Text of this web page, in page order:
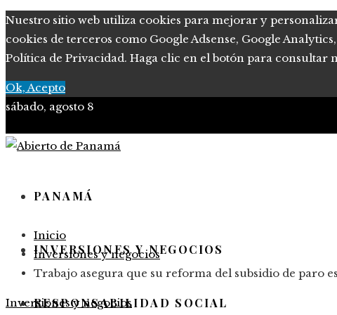
Nuestro sitio web utiliza cookies para mejorar y
cookies de terceros como Google Adsense, Google
Política de Privacidad. Haga clic en el botón para consultar
Ok, Acepto
sábado, agosto 8
PANAMÁ
INVERSIONES Y NEGOCIOS
RESPONSABILIDAD SOCIAL
Inicio
Inversiones y negocios
Trabajo asegura que su reforma del subsidio de paro
Inversiones y negocios